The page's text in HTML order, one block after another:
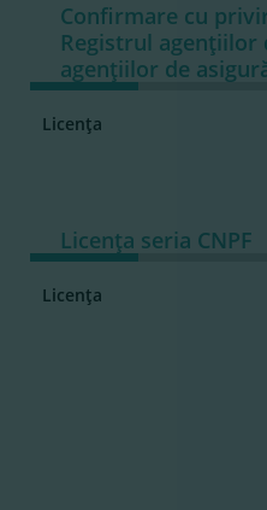
Confirmare cu
Registrul agenţiilor
agenţiilor de
Licenţa
Licenţa seria CNPF
Licenţa